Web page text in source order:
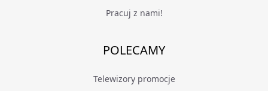
Pracuj z nami!
POLECAMY
Telewizory promocje